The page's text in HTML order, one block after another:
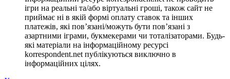
ігри на реальні та/або віртуальні гроші, також сайт не
приймає ні в якій формі оплату ставок та інших
платежів, які пов’язані/можуть бути пов’язані з
азартними іграми, букмекерами чи тоталізаторами. Будь-
які матеріали на інформаційному ресурсі
korrespondent.net публікуються виключно в
інформаційних цілях.